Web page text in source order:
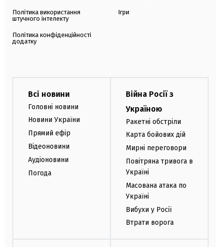
Політика використання
штучного інтелекту
Політика конфіденційності
додатку
Ігри
Всі новини
Головні новини
Новини України
Прямий ефір
Відеоновини
Аудіоновини
Погода
Війна Росії з
Україною
Ракетні обстріли
Карта бойових дій
Мирні переговори
Повітряна тривога в
Україні
Масована атака по
Україні
Вибухи у Росії
Втрати ворога